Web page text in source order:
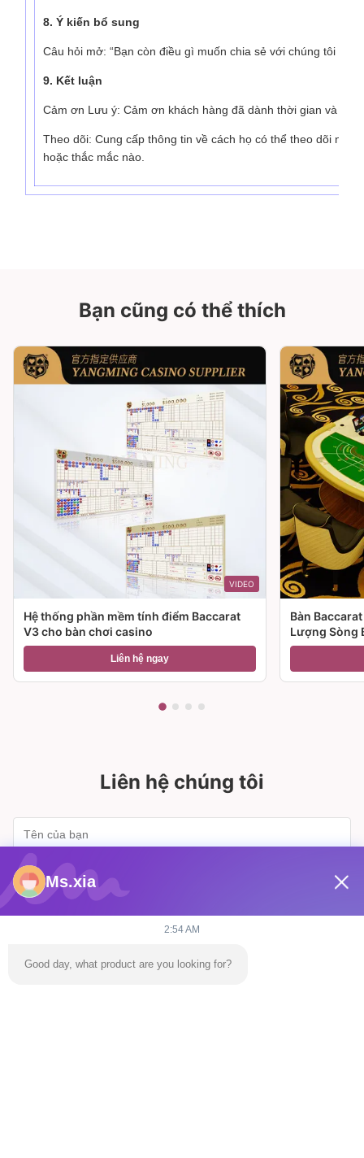
8. Ý kiến ​​bổ sung
Câu hỏi mở: “Bạn còn điều gì muốn chia sẻ với chúng tôi
9. Kết luận
Cảm ơn Lưu ý: Cảm ơn khách hàng đã dành thời gian và
Theo dõi: Cung cấp thông tin về cách họ có thể theo dõi nếu
hoặc thắc mắc nào.
Bạn cũng có thể thích
VIDEO
Hệ thống phần mềm tính điểm Baccarat
V3 cho bàn chơi casino
Liên hệ ngay
Bàn
Lượng Sòng
Liên hệ chúng tôi
Ms.xia
2:54 AM
Good day, what product are you looking for?